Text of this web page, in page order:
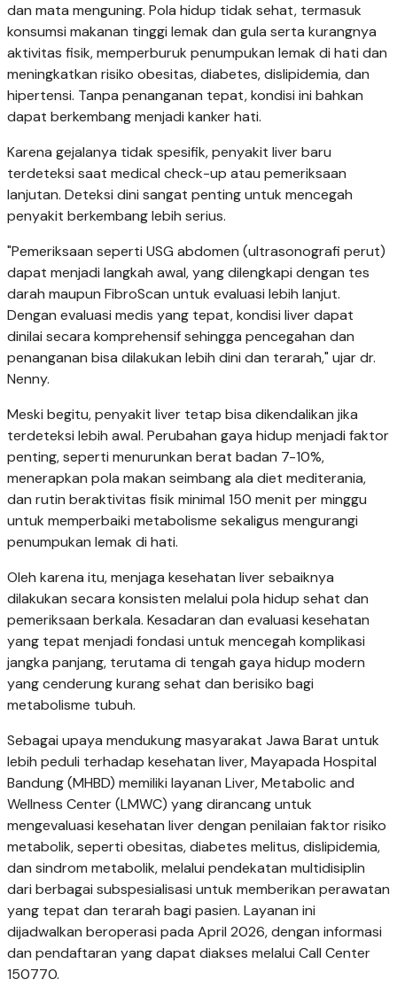
dan mata menguning. Pola hidup tidak sehat, termasuk
konsumsi makanan tinggi lemak dan gula serta kurangnya
aktivitas fisik, memperburuk penumpukan lemak di hati dan
meningkatkan risiko obesitas, diabetes, dislipidemia, dan
hipertensi. Tanpa penanganan tepat, kondisi ini bahkan
dapat berkembang menjadi kanker hati.
Karena gejalanya tidak spesifik, penyakit liver baru
terdeteksi saat medical check-up atau pemeriksaan
lanjutan. Deteksi dini sangat penting untuk mencegah
penyakit berkembang lebih serius.
"Pemeriksaan seperti USG abdomen (ultrasonografi perut)
dapat menjadi langkah awal, yang dilengkapi dengan tes
darah maupun FibroScan untuk evaluasi lebih lanjut.
Dengan evaluasi medis yang tepat, kondisi liver dapat
dinilai secara komprehensif sehingga pencegahan dan
penanganan bisa dilakukan lebih dini dan terarah," ujar dr.
Nenny.
Meski begitu, penyakit liver tetap bisa dikendalikan jika
terdeteksi lebih awal. Perubahan gaya hidup menjadi faktor
penting, seperti menurunkan berat badan 7-10%,
menerapkan pola makan seimbang ala diet mediterania,
dan rutin beraktivitas fisik minimal 150 menit per minggu
untuk memperbaiki metabolisme sekaligus mengurangi
penumpukan lemak di hati.
Oleh karena itu, menjaga kesehatan liver sebaiknya
dilakukan secara konsisten melalui pola hidup sehat dan
pemeriksaan berkala. Kesadaran dan evaluasi kesehatan
yang tepat menjadi fondasi untuk mencegah komplikasi
jangka panjang, terutama di tengah gaya hidup modern
yang cenderung kurang sehat dan berisiko bagi
metabolisme tubuh.
Sebagai upaya mendukung masyarakat Jawa Barat untuk
lebih peduli terhadap kesehatan liver, Mayapada Hospital
Bandung (MHBD) memiliki layanan Liver, Metabolic and
Wellness Center (LMWC) yang dirancang untuk
mengevaluasi kesehatan liver dengan penilaian faktor risiko
metabolik, seperti obesitas, diabetes melitus, dislipidemia,
dan sindrom metabolik, melalui pendekatan multidisiplin
dari berbagai subspesialisasi untuk memberikan perawatan
yang tepat dan terarah bagi pasien. Layanan ini
dijadwalkan beroperasi pada April 2026, dengan informasi
dan pendaftaran yang dapat diakses melalui Call Center
150770.